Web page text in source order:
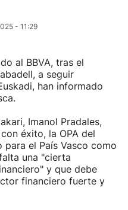
- 11:29
al BBVA, tras el
a seguir
han informado
Imanol Pradales,
éxito, la OPA del
para el País Vasco como
una "cierta
y que debe
financiero fuerte y